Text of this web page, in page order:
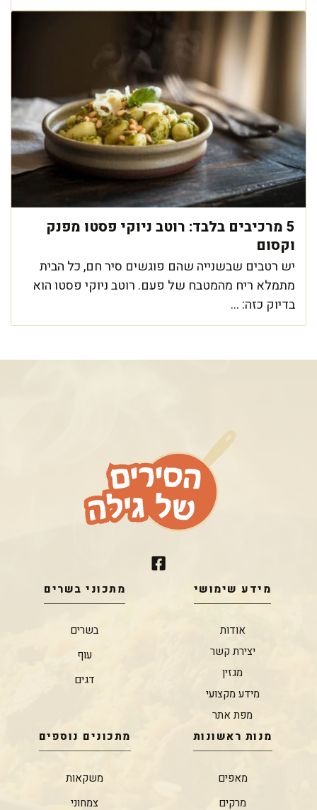
5 מרכיבים בלבד: רוטב ניוקי פסטו מפנק
וקסום
יש רטבים שבשנייה שהם פוגשים סיר חם, כל הבית
מתמלא ריח מהמטבח של פעם. רוטב ניוקי פסטו הוא
בדיוק כזה: ...
מידע שימושי
אודות
יצירת קשר
מגזין
מידע מקצועי
מפת אתר
מתכוני בשרים
בשרים
עוף
דגים
מנות ראשונות
מאפים
מרקים
מתכונים נוספים
משקאות
צמחוני